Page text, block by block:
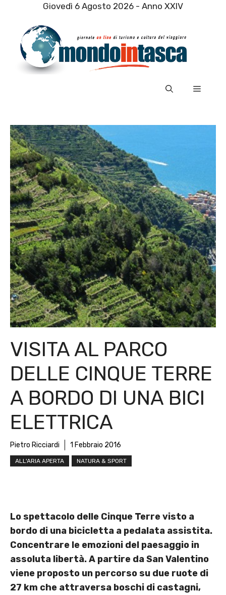
contenuto
Giovedì 6 Agosto 2026 - Anno XXIV
Menu
VISITA AL PARCO
DELLE CINQUE TERRE
A BORDO DI UNA BICI
ELETTRICA
Pietro Ricciardi 1 Febbraio 2016
ALL'ARIA APERTA NATURA & SPORT
Lo spettacolo delle Cinque Terre visto a
bordo di una bicicletta a pedalata assistita.
Concentrare le emozioni del paesaggio in
assoluta libertà. A partire da San Valentino
viene proposto un percorso su due ruote di
27 km che attraversa boschi di castagni,